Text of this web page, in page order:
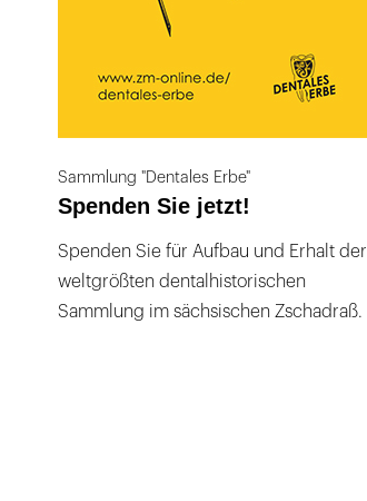
Sammlung "Dentales Erbe"
Spenden Sie jetzt!
Spenden Sie für Aufbau und Erhalt der
weltgrößten dentalhistorischen
Sammlung im sächsischen Zschadraß.